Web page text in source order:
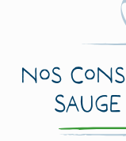
Nos